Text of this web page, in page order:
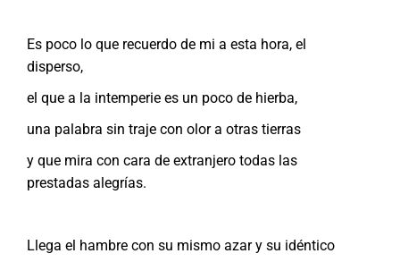
Es poco lo que recuerdo de mi a esta hora, el
disperso,
el que a la intemperie es un poco de hierba,
una palabra sin traje con olor a otras tierras
y que mira con cara de extranjero todas las
prestadas alegrías.
Llega el hambre con su mismo azar y su idéntico